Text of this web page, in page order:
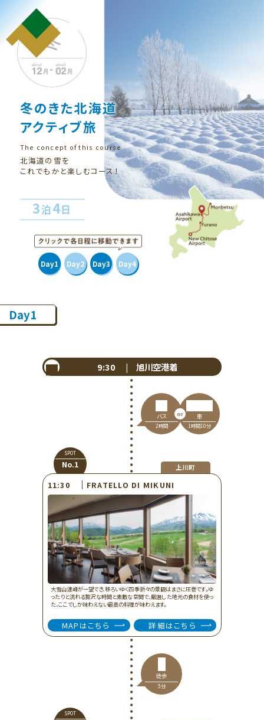
冬のきた北海道
アクティブ旅
北海道の雪を
これでもかと楽しむコース！
3泊4日
Day1 Day2 Day3 Day4
Day1
9:30 | 旭川空港着
バス
2時間
車
1時間10分
SPOT
No.1 上川町
11:30 FRATELLO DI MIKUNI
大雪山連峰が一望でき、移ろいゆく四季折々の景観はまさに圧巻です。ゆ
ったりと流れる贅沢な時間と素敵な空間で、厳選した地元の食材を使っ
た、ここでしか味わえない最高の料理が味わえます。
MAPはこちら 詳細はこちら
徒歩
5分
SPOT